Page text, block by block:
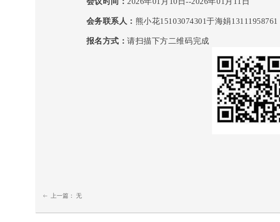
会务联系人： 熊小花15103074301于海娟13111958761
报名方式：请扫描下方二维码完成
ꂃ 上一篇： 无